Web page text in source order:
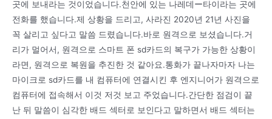
곳에 보내라는 것이었습니다.천안에 있는 나레데ー타이라는 곳에
전화를 했습니다.제 상황을 드리고, 사라진 2020년 21년 사진을
꼭 살리고 싶다고 말씀 드렸습니다.바로 원격으로 보셨습니다.거
리가 멀어서, 원격으로 스마트 폰 sd카드의 복구가 가능한 상황이
라면, 원격으로 복원을 추진한 것 같아요.통화가 끝나자마자 나는
마이크로 sd카드를 내 컴퓨터에 연결시킨 후 엔지니어가 원격으로
컴퓨터에 접속해서 이것 저것 보고 주었습니다.간단한 점검이 끝
난 뒤 말씀이 심각한 배드 섹터로 보인다고 말하면서 배드 섹터는